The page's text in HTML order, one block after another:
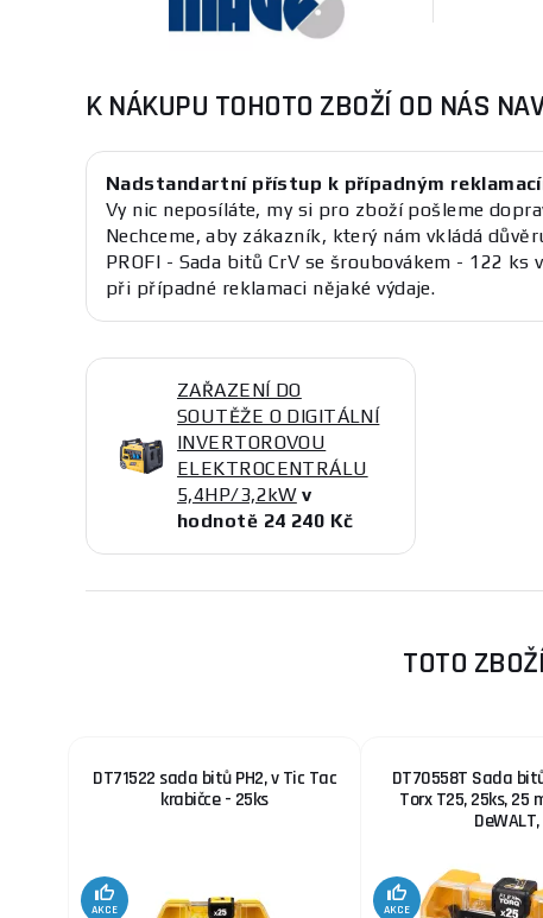
K NÁKUPU TOHOTO ZBOŽÍ OD NÁS
Nadstandartní přístup k případným
Vy nic neposíláte, my si pro zboží pošleme
Nechceme, aby zákazník, který nám vkládá
PROFI - Sada bitů CrV se šroubovákem - 122 ks
při případné reklamaci nějaké výdaje.
ZAŘAZENÍ DO
SOUTĚŽE O DIGITÁLNÍ
INVERTOROVOU
ELEKTROCENTRÁLU
5,4HP/3,2kW v
hodnotě 24 240 Kč
TOTO
DT71522 sada bitů PH2, v Tic Tac
krabičce - 25ks
AKCE
DT70558T Sada
Torx T25, 25ks, 25
DeWALT,
AKCE